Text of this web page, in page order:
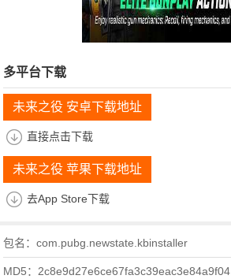
多平台下载
未来之役 安卓下载地址
直接点击下载
未来之役 苹果下载地址
去App Store下载
包名：com.pubg.newstate.kbinstaller
MD5：2c8e9d27e6ce67fa3c39eac3e84a9f04